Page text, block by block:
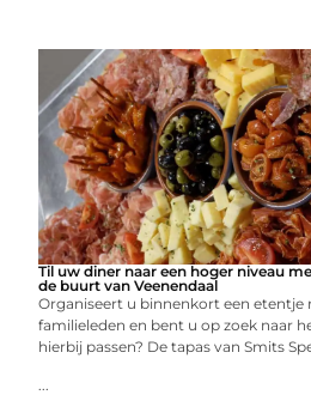
Til uw diner naar een hoger niveau
de buurt van Veenendaal
Organiseert u binnenkort een etentje
familieleden en bent u op zoek naar
hierbij passen? De tapas van Smits
...